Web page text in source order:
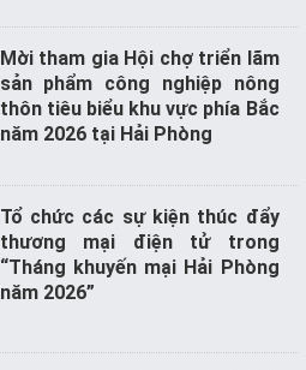
Mời tham gia Hội chợ triển lãm
sản phẩm công nghiệp nông
thôn tiêu biểu khu vực phía Bắc
năm 2026 tại Hải Phòng
Tổ chức các sự kiện thúc đẩy
thương mại điện tử trong
“Tháng khuyến mại Hải Phòng
năm 2026”